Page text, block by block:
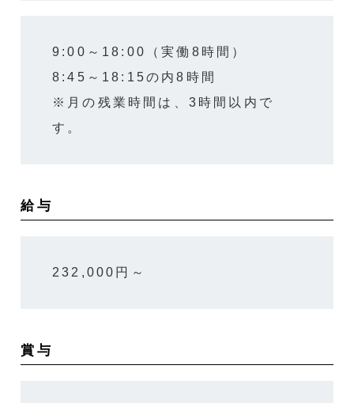
9:00～18:00（実働8時間）
8:45～18:15の内8時間
※月の残業時間は、3時間以内で
す。
給与
232,000円～
賞与